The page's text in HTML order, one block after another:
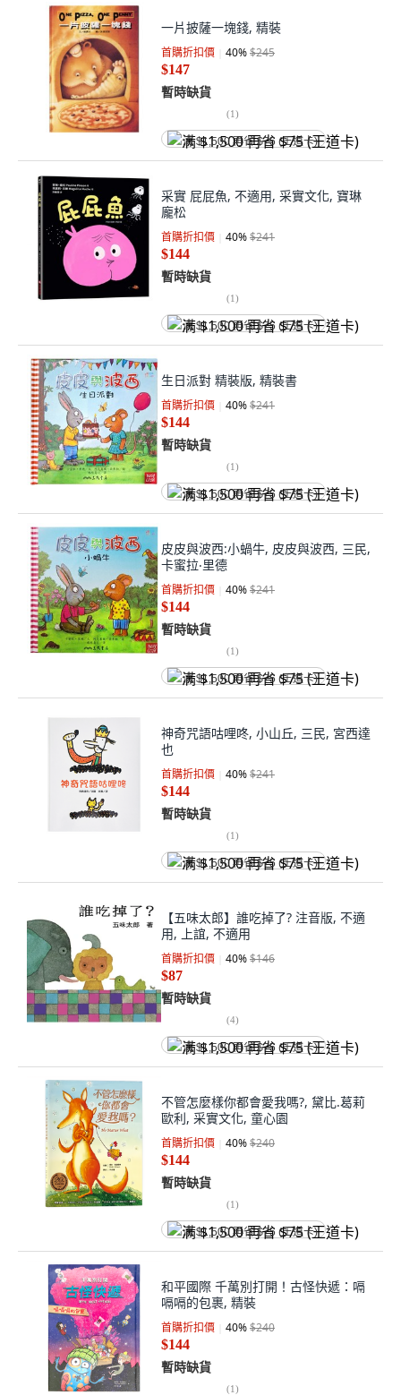
一片披薩一塊錢, 精裝
首購折扣價 40%$245
$147
暫時缺貨
(1)
满 $1,500 再省 $75 (王道卡)
采實 屁屁魚, 不適用, 采實文化, 寶琳
龐松
首購折扣價 40%$241
$144
暫時缺貨
(1)
满 $1,500 再省 $75 (王道卡)
生日派對 精裝版, 精裝書
首購折扣價 40%$241
$144
暫時缺貨
(1)
满 $1,500 再省 $75 (王道卡)
皮皮與波西:小蝸牛, 皮皮與波西, 三民,
卡蜜拉‧里德
首購折扣價 40%$241
$144
暫時缺貨
(1)
满 $1,500 再省 $75 (王道卡)
神奇咒語咕哩咚, 小山丘, 三民, 宮西達
也
首購折扣價 40%$241
$144
暫時缺貨
(1)
满 $1,500 再省 $75 (王道卡)
【五味太郎】誰吃掉了? 注音版, 不適
用, 上誼, 不適用
首購折扣價 40%$146
$87
暫時缺貨
(4)
满 $1,500 再省 $75 (王道卡)
不管怎麼樣你都會愛我嗎?, 黛比.葛莉
歐利, 采實文化, 童心園
首購折扣價 40%$240
$144
暫時缺貨
(1)
满 $1,500 再省 $75 (王道卡)
和平國際 千萬別打開！古怪快遞：嗝
嗝嗝的包裹, 精裝
首購折扣價 40%$240
$144
暫時缺貨
(1)